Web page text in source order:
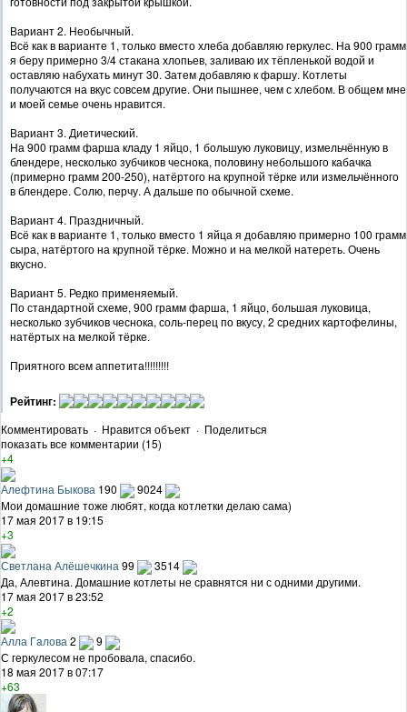
Вариант 2. Необычный.
Всё как в варианте 1, только вместо хлеба добавляю геркулес. На 900 грамм
я беру примерно 3/4 стакана хлопьев, заливаю их тёпленькой водой и
оставляю набухать минут 30. Затем добавляю к фаршу. Котлеты
получаются на вкус совсем другие. Они пышнее, чем с хлебом. В общем мне
и моей семье очень нравится.
Вариант 3. Диетический.
На 900 грамм фарша кладу 1 яйцо, 1 большую луковицу, измельчённую в
блендере, несколько зубчиков чеснока, половину небольшого кабачка
(примерно грамм 200-250), натёртого на крупной тёрке или измельчённого
в блендере. Солю, перчу. А дальше по обычной схеме.
Вариант 4. Праздничный.
Всё как в варианте 1, только вместо 1 яйца я добавляю примерно 100 грамм
сыра, натёртого на крупной тёрке. Можно и на мелкой натереть. Очень
вкусно.
Вариант 5. Редко применяемый.
По стандартной схеме, 900 грамм фарша, 1 яйцо, большая луковица,
несколько зубчиков чеснока, соль-перец по вкусу, 2 средних картофелины,
натёртых на мелкой тёрке.
Приятного всем аппетита!!!!!!!!!
Рейтинг:
Комментировать · Нравится объект · Поделиться
показать все комментарии (15)
+4
Алефтина Быкова 190
9024
Мои домашние тоже любят, когда котлетки делаю сама)
17 мая 2017 в 19:15
+3
Светлана Алёшечкина 99
3514
Да, Алевтина. Домашние котлеты не сравнятся ни с одними другими.
17 мая 2017 в 23:52
+2
Алла Гaлова 2
9
С геркулесом не пробовала, спасибо.
18 мая 2017 в 07:17
+63